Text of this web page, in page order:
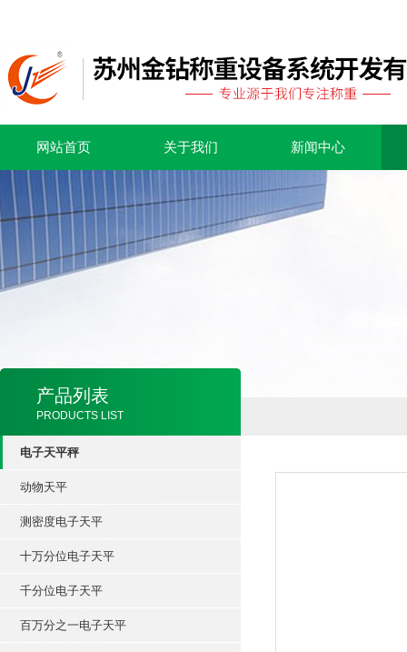
网站首页 关于我们 新闻中心
产品列表
PRODUCTS LIST
电子天平秤
动物天平
测密度电子天平
十万分位电子天平
千分位电子天平
百万分之一电子天平